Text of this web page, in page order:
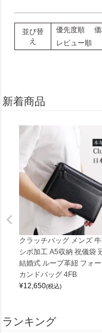
並び替
え
優先度順
レビュー順
新着商品
クラッチバッグ メンズ
シボ加工 A5収納 祝儀袋
結婚式 ループ革紐 フォ
カンドバッグ 4FB
¥12,650(税込)
ランキング